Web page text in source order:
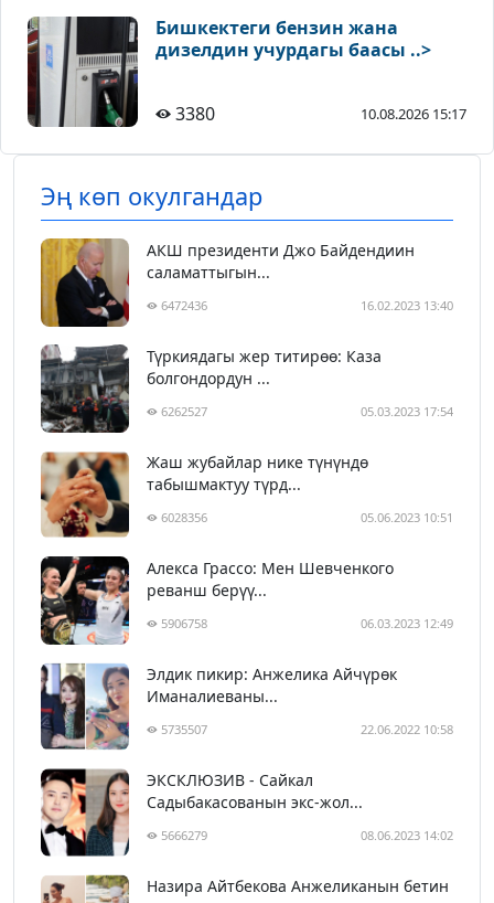
Бишкектеги бензин жана
дизелдин учурдагы баасы ..>
3380 10.08.2026 15:17
Эң көп окулгандар
АКШ президенти Джо Байдендиин
саламаттыгын...
6472436 16.02.2023 13:40
Түркиядагы жер титирөө: Каза
болгондордун ...
6262527 05.03.2023 17:54
Жаш жубайлар нике түнүндө
табышмактуу түрд...
6028356 05.06.2023 10:51
Алекса Грассо: Мен Шевченкого
реванш берүү...
5906758 06.03.2023 12:49
Элдик пикир: Анжелика Айчүрөк
Иманалиеваны...
5735507 22.06.2022 10:58
ЭКСКЛЮЗИВ - Сайкал
Садыбакасованын экс-жол...
5666279 08.06.2023 14:02
Назира Айтбекова Анжеликанын бетин